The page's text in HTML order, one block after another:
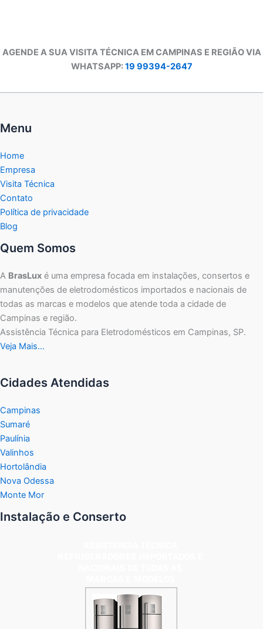
AGENDE A SUA VISITA TÉCNICA EM CAMPINAS E REGIÃO VIA
WHATSAPP:19 99394-2647
Menu
Home
Empresa
Visita Técnica
Contato
Política de privacidade
Blog
Quem Somos
A BrasLux é uma empresa focada em instalações, consertos e
manutenções de eletrodomésticos importados e nacionais de
todas as marcas e modelos que atende toda a cidade de
Campinas e região.
Assistência Técnica para Eletrodomésticos em Campinas, SP.
Veja Mais…
Cidades Atendidas
Campinas
Sumaré
Paulínia
Valinhos
Hortolândia
Nova Odessa
Monte Mor
Instalação e Conserto